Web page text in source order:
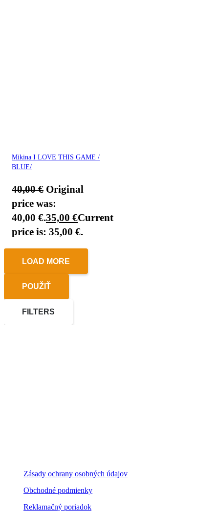
Mikina I LOVE THIS GAME /
BLUE/
40,00€ Original
price was:
40,00 €.35,00 €Current
price is: 35,00 €.
LOAD MORE
POUŽIŤ
FILTERS
Zásady ochrany osobných údajov
Obchodné podmienky
Reklamačný poriadok